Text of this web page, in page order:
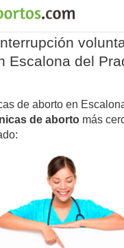
Escalona del
de aborto en
de aborto más